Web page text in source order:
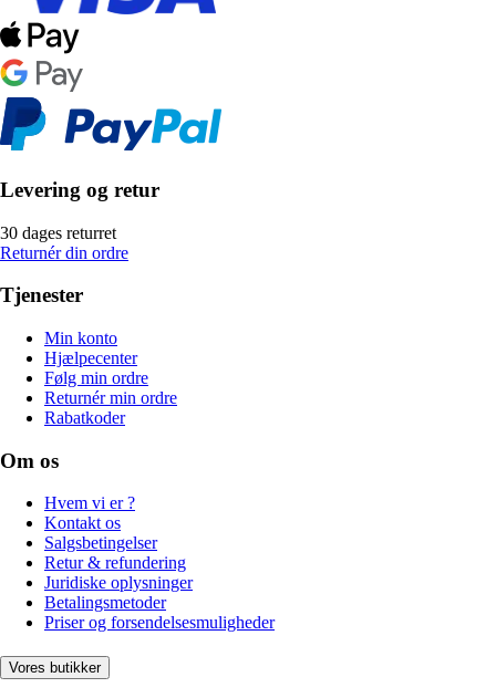
Levering og retur
30 dages returret
Returnér din ordre
Tjenester
Min konto
Hjælpecenter
Følg min ordre
Returnér min ordre
Rabatkoder
Om os
Hvem vi er ?
Kontakt os
Salgsbetingelser
Retur & refundering
Juridiske oplysninger
Betalingsmetoder
Priser og forsendelsesmuligheder
Vores butikker